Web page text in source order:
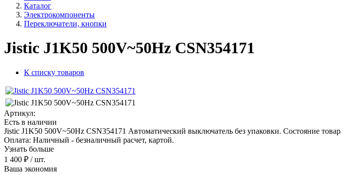
Каталог
Электрокомпоненты
Переключатели, кнопки
Jistic J1K50 500V~50Hz CSN354171
К списку товаров
Артикул:
Есть в наличии
Jistic J1K50 500V~50Hz CSN354171 Автоматический выключатель без упаковки. Состояние
Оплата: Наличный - безналичный расчет, картой.
Узнать больше
1 400 ₽ / шт.
Ваша экономия